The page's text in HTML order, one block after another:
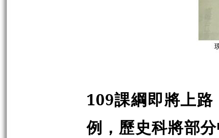
109課綱即將上
例，歷史科將部